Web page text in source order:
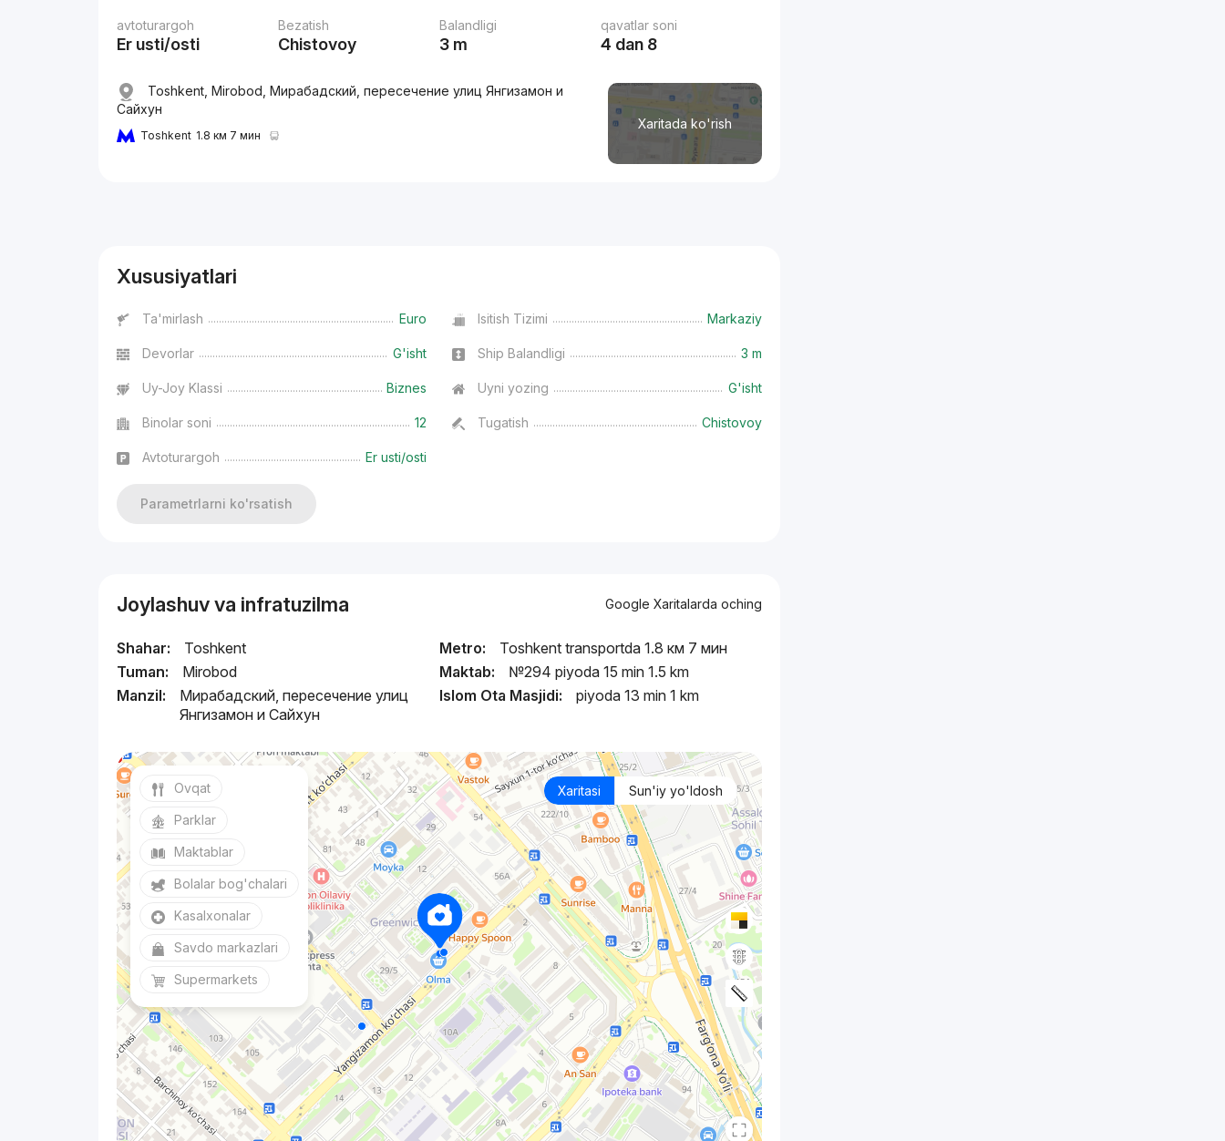
avtoturargoh
Er usti/osti
Bezatish
Chistovoy
Balandligi
3 m
qavatlar soni
4 dan 8
Xaritada ko'rish
Toshkent, Mirobod, Мирабадский, пересечение улиц Янгизамон и
Сайхун
Toshkent 1.8 км 7 мин
Xususiyatlari
Ta'mirlash Euro Isitish Tizimi Markaziy
Devorlar G'isht Ship Balandligi 3 m
Uy-Joy Klassi Biznes Uyni yozing G'isht
Binolar soni 12 Tugatish Chistovoy
Avtoturargoh Er usti/osti
Parametrlarni ko'rsatish
Joylashuv va infratuzilma Google Xaritalarda oching
Shahar:
Toshkent
Tuman:
Mirobod
Manzil:
Мирабадский, пересечение улиц
Янгизамон и Сайхун
Metro:
Toshkent transportda 1.8 км 7 мин
Maktab:
№294 piyoda 15 min 1.5 km
Islom Ota Masjidi:
piyoda 13 min 1 km
Xaritasi Sun'iy yo'ldosh
Ovqat
Parklar
Maktablar
Bolalar bog'chalari
Kasalxonalar
Savdo markazlari
Supermarkets